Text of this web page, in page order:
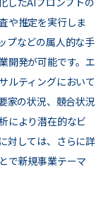
や推定を実行しま
プなどの属人的な手
開発が可能です。エ
ルティングにおいて
家の状況、競合状況
により潜在的なビ
対しては、さらに詳
で新規事業テーマ